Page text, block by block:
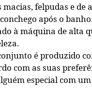
macias, felpudas e de
após o
à máquina de alta
é produzido
com as suas
especial com